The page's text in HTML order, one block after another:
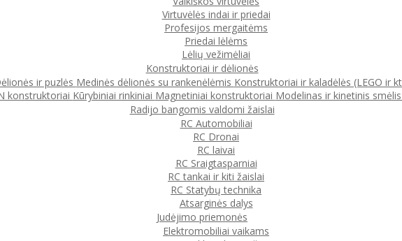
Virtuvėlės indai ir priedai
Profesijos mergaitėms
Priedai lėlėms
Lėlių vežimėliai
Konstruktoriai ir dėlionės
ir puzlės Medinės dėlionės su rankenėlėmis Konstruktoriai ir kaladėlės (LEGO ir
konstruktoriai Kūrybiniai rinkiniai Magnetiniai konstruktoriai Modelinas ir kinetinis smėlis
Radijo bangomis valdomi žaislai
RC Automobiliai
RC Dronai
RC laivai
RC Sraigtasparniai
RC tankai ir kiti žaislai
RC Statybų technika
Atsarginės dalys
Judėjimo priemonės
Elektromobiliai vaikams